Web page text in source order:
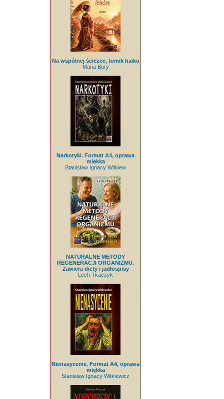
Na wspólnej ścieżce, tomik haiku
Maria Bury
Narkotyki. Format A4, oprawa
miękka
Stanisław Ignacy Witkiew
NATURALNE METODY
REGENERACJI ORGANIZMU.
Zawiera diety i jadłospisy
Lech Tkaczyk
Nienasycenie. Format A4, oprawa
miękka
Stanisław Ignacy Witkiewicz